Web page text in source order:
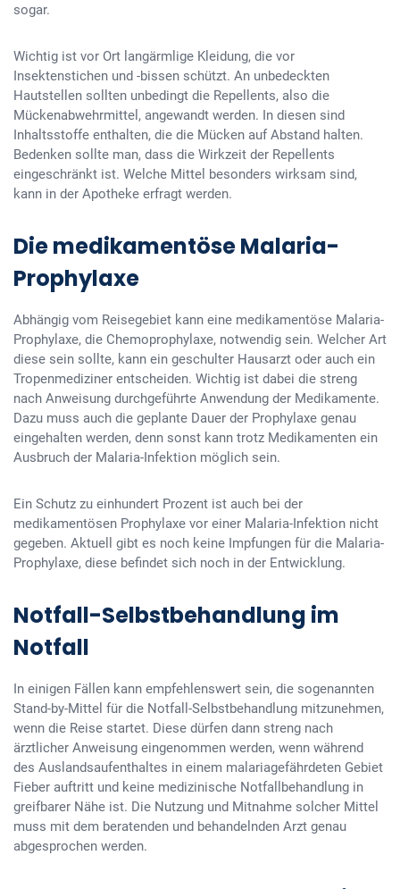
sogar.
Wichtig ist vor Ort langärmlige Kleidung, die vor
Insektenstichen und -bissen schützt. An unbedeckten
Hautstellen sollten unbedingt die Repellents, also die
Mückenabwehrmittel, angewandt werden. In diesen sind
Inhaltsstoffe enthalten, die die Mücken auf Abstand halten.
Bedenken sollte man, dass die Wirkzeit der Repellents
eingeschränkt ist. Welche Mittel besonders wirksam sind,
kann in der Apotheke erfragt werden.
Die medikamentöse Malaria-
Prophylaxe
Abhängig vom Reisegebiet kann eine medikamentöse Malaria-
Prophylaxe, die Chemoprophylaxe, notwendig sein. Welcher Art
diese sein sollte, kann ein geschulter Hausarzt oder auch ein
Tropenmediziner entscheiden. Wichtig ist dabei die streng
nach Anweisung durchgeführte Anwendung der Medikamente.
Dazu muss auch die geplante Dauer der Prophylaxe genau
eingehalten werden, denn sonst kann trotz Medikamenten ein
Ausbruch der Malaria-Infektion möglich sein.
Ein Schutz zu einhundert Prozent ist auch bei der
medikamentösen Prophylaxe vor einer Malaria-Infektion nicht
gegeben. Aktuell gibt es noch keine Impfungen für die Malaria-
Prophylaxe, diese befindet sich noch in der Entwicklung.
Notfall-Selbstbehandlung im
Notfall
In einigen Fällen kann empfehlenswert sein, die sogenannten
Stand-by-Mittel für die Notfall-Selbstbehandlung mitzunehmen,
wenn die Reise startet. Diese dürfen dann streng nach
ärztlicher Anweisung eingenommen werden, wenn während
des Auslandsaufenthaltes in einem malariagefährdeten Gebiet
Fieber auftritt und keine medizinische Notfallbehandlung in
greifbarer Nähe ist. Die Nutzung und Mitnahme solcher Mittel
muss mit dem beratenden und behandelnden Arzt genau
abgesprochen werden.